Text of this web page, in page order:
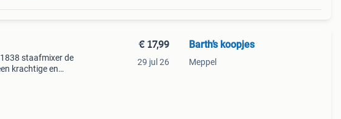
staafmixer de
krachtige en
€ 17,99
29 jul 26
Barth’s koopjes
Meppel